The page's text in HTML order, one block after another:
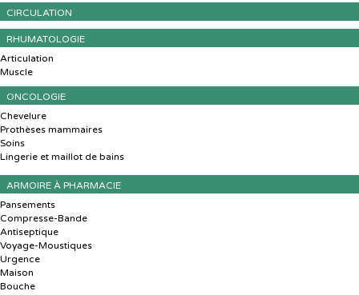
CIRCULATION
RHUMATOLOGIE
Articulation
Muscle
ONCOLOGIE
Chevelure
Prothèses mammaires
Soins
Lingerie et maillot de bains
ARMOIRE À PHARMACIE
Pansements
Compresse-Bande
Antiseptique
Voyage-Moustiques
Urgence
Maison
Bouche